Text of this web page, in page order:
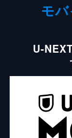
モ
U-